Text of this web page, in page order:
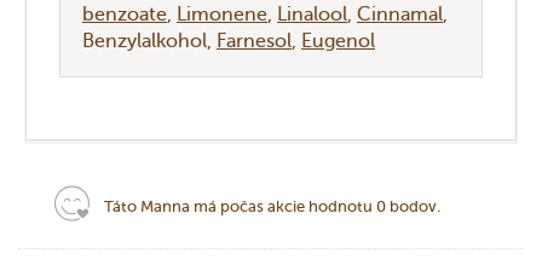
benzoate Limonene Linalool Cinnamal
Benzylalkohol Farnesol Eugenol
Táto Manna má počas akcie hodnotu 0 bodov.